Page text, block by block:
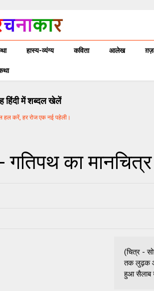
हास्य-व्यंग्य कविता आलेख
हिंदी में शब्दल खेलें
हल करें, हर रोज एक नई पहेली।
का
(चित्र -
तक लुढ़क
हुआ सैलाब